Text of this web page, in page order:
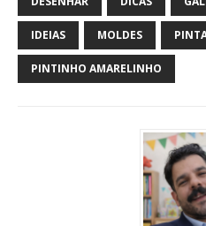
IDEIAS MOLDES
PINTINHO AMARELINHO